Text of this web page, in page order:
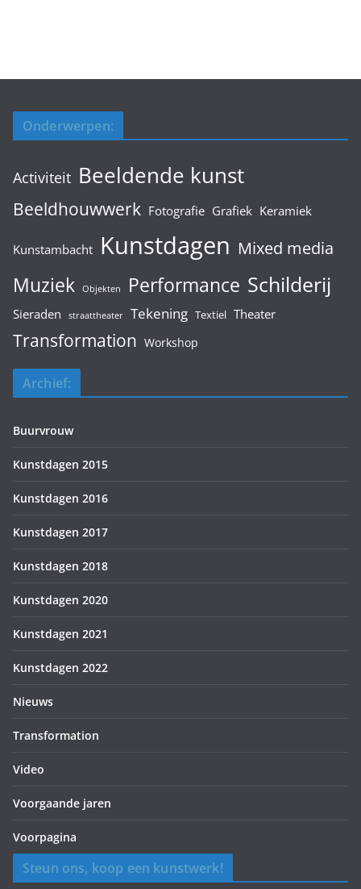
Onderwerpen:
Activiteit Beeldende kunst
Beeldhouwwerk Fotografie Grafiek Keramiek
Kunstambacht Kunstdagen Mixed media
Muziek Objekten Performance Schilderij
Sieraden straattheater Tekening Textiel Theater
Transformation Workshop
Archief:
Buurvrouw
Kunstdagen 2015
Kunstdagen 2016
Kunstdagen 2017
Kunstdagen 2018
Kunstdagen 2020
Kunstdagen 2021
Kunstdagen 2022
Nieuws
Transformation
Video
Voorgaande jaren
Voorpagina
Steun ons, koop een kunstwerk!